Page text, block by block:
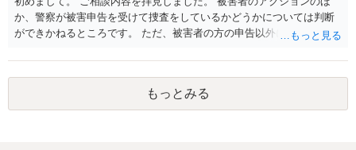
か、警察が被害申告を受けて捜査をしているかどうかについては判断
ができかねるところです。 ただ、被害者の方の申告以外に証拠が無い
す。 万が一、警察から連絡が来るようなことがあれば、その際に改め
て弁護士にご相談ください。
もっとみる